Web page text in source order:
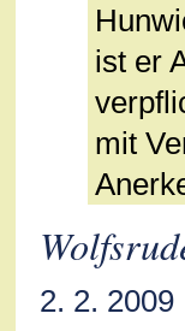
ist er
mit
2. 2. 2009